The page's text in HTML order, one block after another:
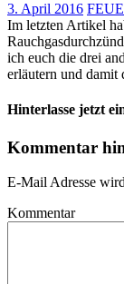
3. April 2016
Im letzten Artikel
ich euch die drei
erläutern und damit
Hinterlasse jetzt
Kommentar
E-Mail Adresse
Kommentar